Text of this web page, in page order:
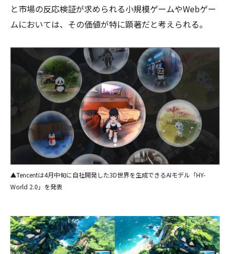
と市場の反応検証が求められる小規模ゲームやWebゲー
ムにおいては、その価値が特に顕著だと考えられる。
▲Tencentは4月中旬に自社開発した3D世界を生成できるAIモデル「HY-
World 2.0」を発表